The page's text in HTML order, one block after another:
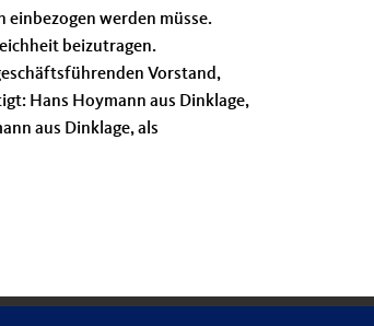
einbezogen werden müsse.
beizutragen.
Vorstand,
Hans Hoymann aus Dinklage,
aus Dinklage, als